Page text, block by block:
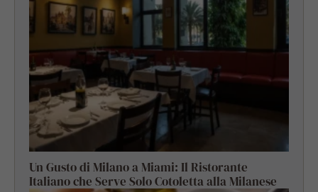
Un Gusto di Milano a Miami: Il Ristorante
Italiano che Serve Solo Cotoletta alla Milanese